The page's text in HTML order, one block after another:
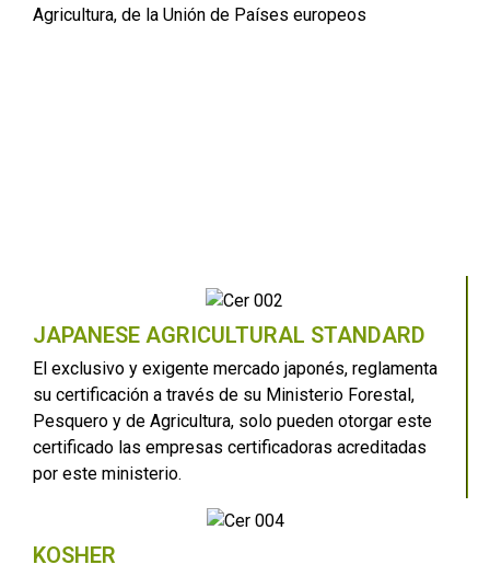
Agricultura, de la Unión de Países europeos
JAPANESE AGRICULTURAL STANDARD
El exclusivo y exigente mercado japonés, reglamenta
su certificación a través de su Ministerio Forestal,
Pesquero y de Agricultura, solo pueden otorgar este
certificado las empresas certificadoras acreditadas
por este ministerio.
KOSHER